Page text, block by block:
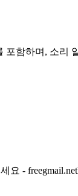
함하며, 소리
요 -